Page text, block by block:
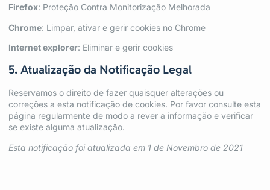
Firefox: Proteção Contra Monitorização Melhorada
Chrome: Limpar, ativar e gerir cookies no Chrome
Internet explorer: Eliminar e gerir cookies
5. Atualização da Notificação Legal
Reservamos o direito de fazer quaisquer alterações ou
correções a esta notificação de cookies. Por favor consulte esta
página regularmente de modo a rever a informação e verificar
se existe alguma atualização.
Esta notificação foi atualizada em 1 de Novembro de 2021